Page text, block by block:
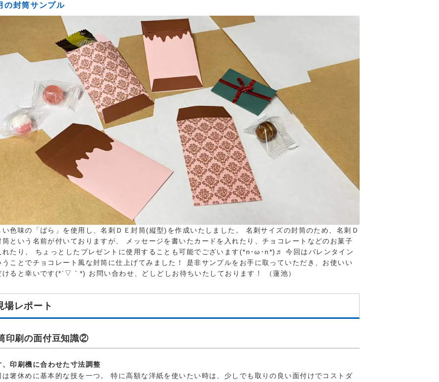
の封筒サンプル
い色味の「ばら」を使用し、名刺ＤＥ封筒(縦型)を作成いたしました。 名刺サイズの封筒のため、名刺Ｄ
筒という名前が付いておりますが、 メッセージを書いたカードを入れたり、チョコレートなどのお菓子
れたり、 ちょっとしたプレゼントに使用することも可能でございます(*n･ω･n*)♬ 今回はバレンタイン
うことでチョコレート風な封筒に仕上げてみました！ 是非サンプルをお手に取っていただき、お使いい
けると幸いです(*´▽｀*) お問い合わせ、どしどしお待ちいたしております！ （蓮池）
場レポート
印刷の面付豆知識②
、印刷機に合わせた寸法調整
は箸休めに基本的な技を一つ。 特に高額な洋紙を使いたい時は、少しでも取りの良い面付けでコストダ